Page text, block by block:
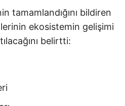
tamamlandığını bildiren
ekosistemin gelişimi
belirtti: